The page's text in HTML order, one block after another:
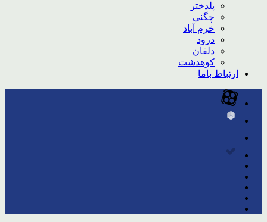
پلدختر
چگنی
خرم آباد
درود
دلفان
کوهدشت
ارتباط باما